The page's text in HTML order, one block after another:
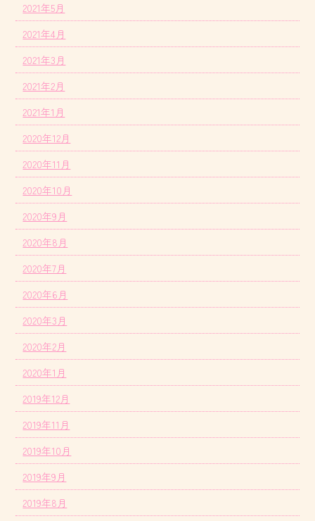
2021年5月
2021年4月
2021年3月
2021年2月
2021年1月
2020年12月
2020年11月
2020年10月
2020年9月
2020年8月
2020年7月
2020年6月
2020年3月
2020年2月
2020年1月
2019年12月
2019年11月
2019年10月
2019年9月
2019年8月